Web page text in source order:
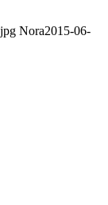
Nora2015-06-